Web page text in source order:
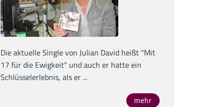
Die aktuelle Single von Julian David heißt "Mit
17 für die Ewigkeit" und auch er hatte ein
Schlüsselerlebnis, als er ...
mehr